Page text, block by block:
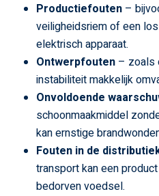
Productiefouten–
veiligheidsriem of een
elektrisch apparaat.
Ontwerpfouten– zoals
instabiliteit makkelijk
Onvoldoende
schoonmaakmiddel
kan ernstige
Fouten in de
transport kan een
bedorven voedsel.